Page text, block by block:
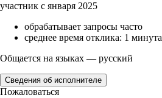
участник с января 2025
обрабатывает запросы часто
среднее время отклика: 1 минута
Общается на языках — русский
Сведения об исполнителе
Пожаловаться